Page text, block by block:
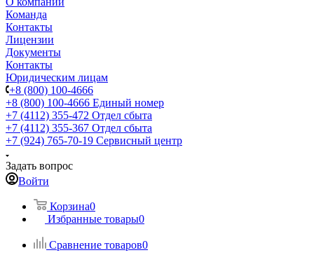
Команда
Контакты
Лицензии
Документы
Контакты
Юридическим лицам
+8 (800) 100-4666
+8 (800) 100-4666 Единый номер
+7 (4112) 355-472 Отдел сбыта
+7 (4112) 355-367 Отдел сбыта
+7 (924) 765-70-19 Сервисный центр
Задать вопрос
Войти
Корзина0
Избранные товары0
Сравнение товаров0